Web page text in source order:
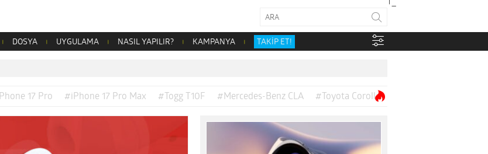
DOSYA UYGULAMA NASIL YAPILIR? KAMPANYA TAKİP ET!
17 Pro #iPhone 17 Pro Max #Togg T10F #Mercedes-Benz CLA #Toyota Corolla